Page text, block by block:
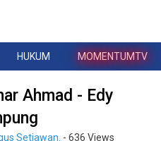
HUKUM MOMENTUMTV
Ahmad - Edy
Setiawan. - 636 Views